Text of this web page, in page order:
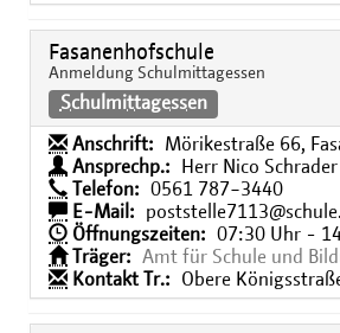
Fasanenhofschule
Anmeldung Schulmittagessen
Schulmittagessen
Anschrift:
Mörikestraße 66,
Ansprechp.:
Herr Nico Schrader
Telefon:
0561 787−3440
E-Mail:
Öffnungszeiten:
07:30 Uhr -
Träger:
Amt für Schule und
Kontakt Tr.:
Obere